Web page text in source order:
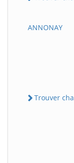
ANNONAY
Trouver